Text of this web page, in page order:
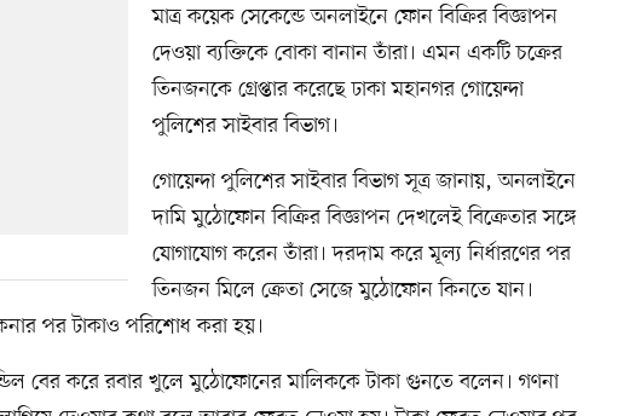
মাত্র কয়েক সেকেন্ডে অনলাইনে ফোন বিক্রির বিজ্ঞাপন
দেওয়া ব্যক্তিকে বোকা বানান তাঁরা। এমন একটি চক্রের
তিনজনকে গ্রেপ্তার করেছে ঢাকা মহানগর গোয়েন্দা
পুলিশের সাইবার বিভাগ।
গোয়েন্দা পুলিশের সাইবার বিভাগ সূত্র জানায়, অনলাইনে
দামি মুঠোফোন বিক্রির বিজ্ঞাপন দেখলেই বিক্রেতার সঙ্গে
যোগাযোগ করেন তাঁরা। দরদাম করে মূল্য নির্ধারণের পর
তিনজন মিলে ক্রেতা সেজে মুঠোফোন কিনতে যান।
পর টাকাও পরিশোধ করা হয়।
বের করে রবার খুলে মুঠোফোনের মালিককে টাকা গুনতে বলেন। গণনা